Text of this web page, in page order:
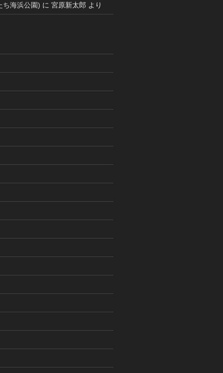
ち海浜公園) に 宮原新太郎 より